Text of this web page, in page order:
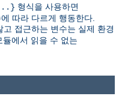
형식을 사용하면
따라 다르게 행동한다.
고 접근하는 변수는 실제 환경
에서 읽을 수 없는